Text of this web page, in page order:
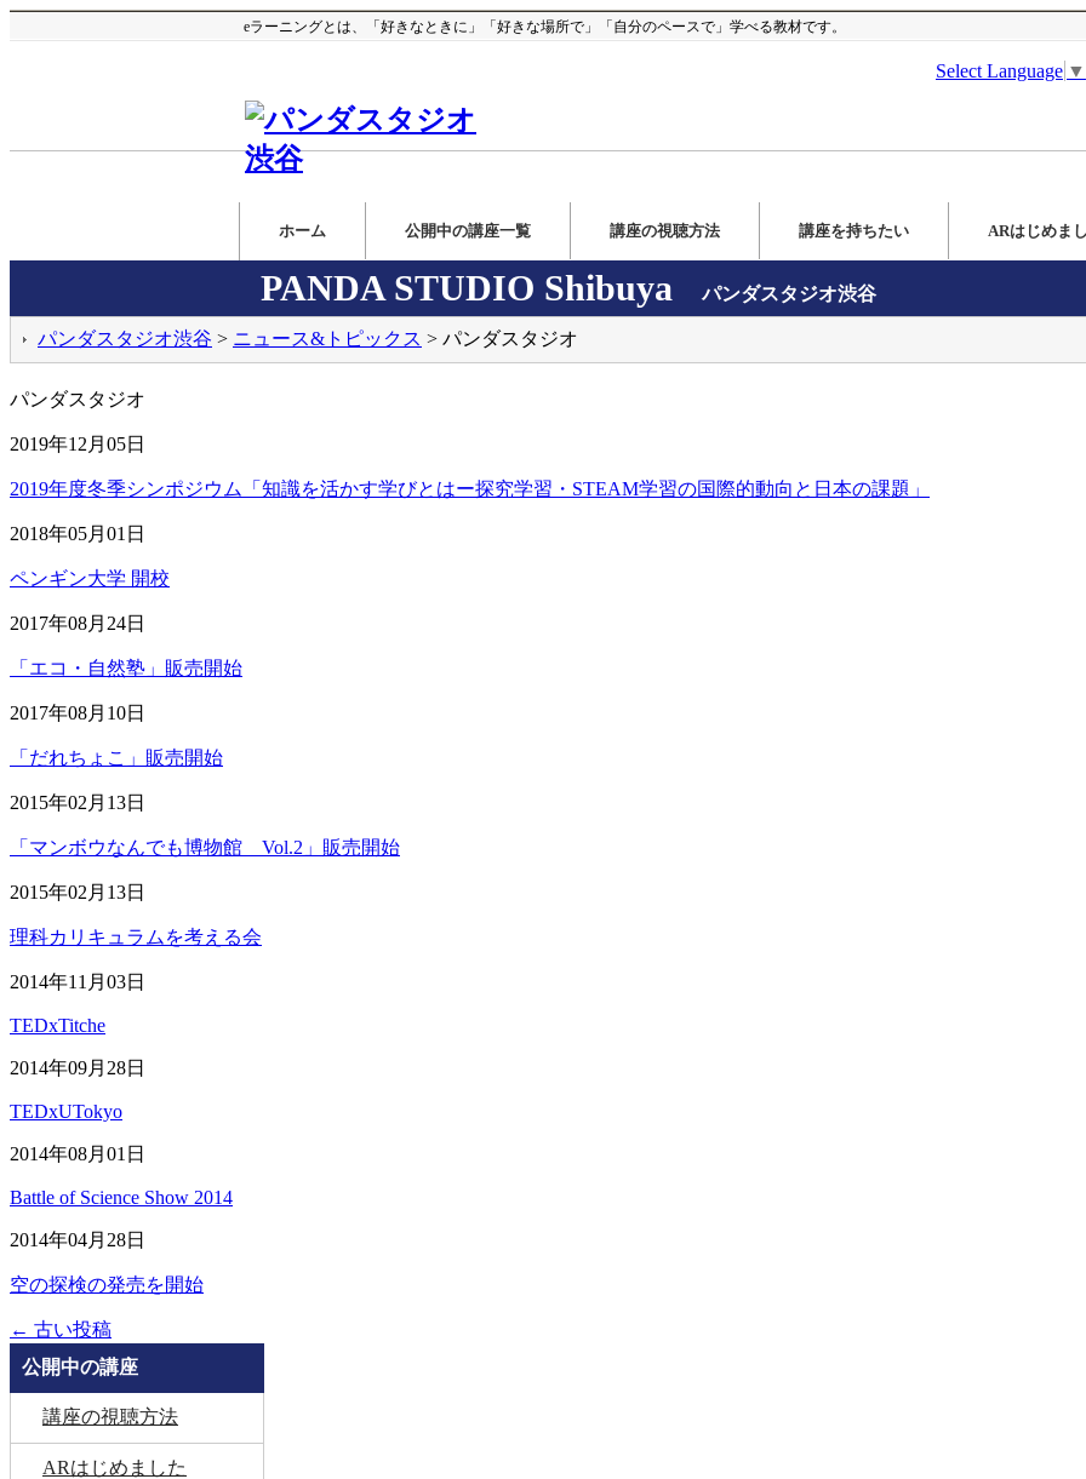
eラーニングとは、「好きなときに」「好きな場所で」「自分のペースで」学べる教材です。
Select Language ▼
ホーム 公開中の講座一覧 講座の視聴方法 講座を持ちたい ARはじめま
PANDA STUDIO Shibuya パンダスタジオ渋谷
パンダスタジオ渋谷 > ニュース&トピックス > パンダスタジオ
パンダスタジオ
2019年12月05日
2019年度冬季シンポジウム「知識を活かす学びとはー探究学習・STEAM学習の国際的動向と日本の課題」
2018年05月01日
ペンギン大学 開校
2017年08月24日
「エコ・自然塾」販売開始
2017年08月10日
「だれちょこ」販売開始
2015年02月13日
「マンボウなんでも博物館 Vol.2」販売開始
2015年02月13日
理科カリキュラムを考える会
2014年11月03日
TEDxTitche
2014年09月28日
TEDxUTokyo
2014年08月01日
Battle of Science Show 2014
2014年04月28日
空の探検の発売を開始
← 古い投稿
公開中の講座
講座の視聴方法
ARはじめました